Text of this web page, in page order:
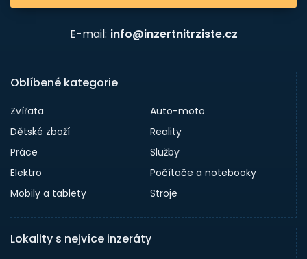
E-mail: info@inzertnitrziste.cz
Oblíbené kategorie
Zvířata
Auto-moto
Dětské zboží
Reality
Práce
Služby
Elektro
Počítače a notebooky
Mobily a tablety
Stroje
Lokality s nejvíce inzeráty